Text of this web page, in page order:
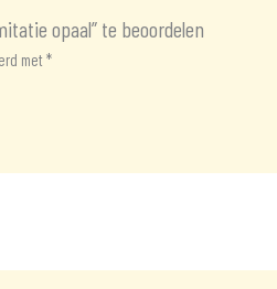
opaal” te beoordelen
met*